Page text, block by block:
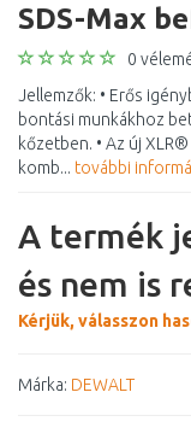
SDS-Max
0
Jellemzők: • Erős
bontási munkákhoz
kőzetben. • Az új
komb... további
A termék
és nem is
Kérjük, válasszon
Márka: DEWALT